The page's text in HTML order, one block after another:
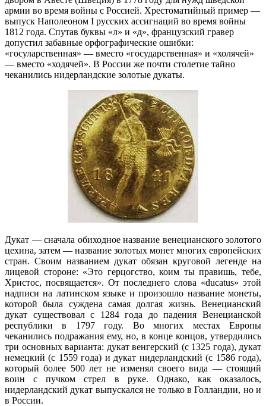
армии во время войны с Россией. Хрестоматийный пример —
выпуск Наполеоном I русских ассигнаций во время войны
1812 года. Спутав буквы «л» и «д», французский гравер
допустил забавные орфографические ошибки:
«госуларственная» — вместо «государственная» и «холячей»
— вместо «ходячей». В России же почти столетие тайно
чеканились нидерландские золотые дукаты.
Дукат — сначала обиходное название венецианского золотого
цехина, затем — название золотых монет многих европейских
стран. Своим названием дукат обязан круговой легенде на
лицевой стороне: «Это герцогство, коим ты правишь, тебе,
Христос, посвящается». От последнего слова «ducatus» этой
надписи на латинском языке и произошло название монеты,
которой была суждена самая долгая жизнь. Венецианский
дукат существовал с 1284 года до падения Венецианской
республики в 1797 году. Во многих местах Европы
чеканились подражания ему, но, в конце концов, утвердились
три основных варианта: дукат венгерский (с 1325 года), дукат
немецкий (с 1559 года) и дукат нидерландский (с 1586 года),
который более 500 лет не изменял своего вида — стоящий
воин с пучком стрел в руке. Однако, как оказалось,
нидерландский дукат выпускался не только в Голландии, но и
в России.